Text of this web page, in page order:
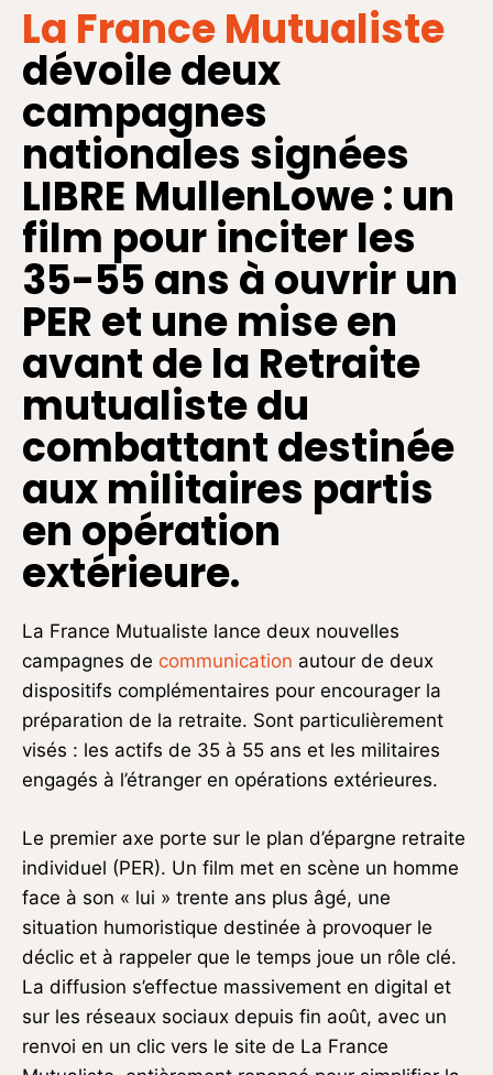
La France Mutualiste
dévoile deux
campagnes
nationales signées
LIBRE MullenLowe : un
film pour inciter les
35-55 ans à ouvrir un
PER et une mise en
avant de la Retraite
mutualiste du
combattant destinée
aux militaires partis
en opération
extérieure.
La France Mutualiste lance deux nouvelles
campagnes de communication autour de deux
dispositifs complémentaires pour encourager la
préparation de la retraite. Sont particulièrement
visés : les actifs de 35 à 55 ans et les militaires
engagés à l’étranger en opérations extérieures.
Le premier axe porte sur le plan d’épargne retraite
individuel (PER). Un film met en scène un homme
face à son « lui » trente ans plus âgé, une
situation humoristique destinée à provoquer le
déclic et à rappeler que le temps joue un rôle clé.
La diffusion s’effectue massivement en digital et
sur les réseaux sociaux depuis fin août, avec un
renvoi en un clic vers le site de La France